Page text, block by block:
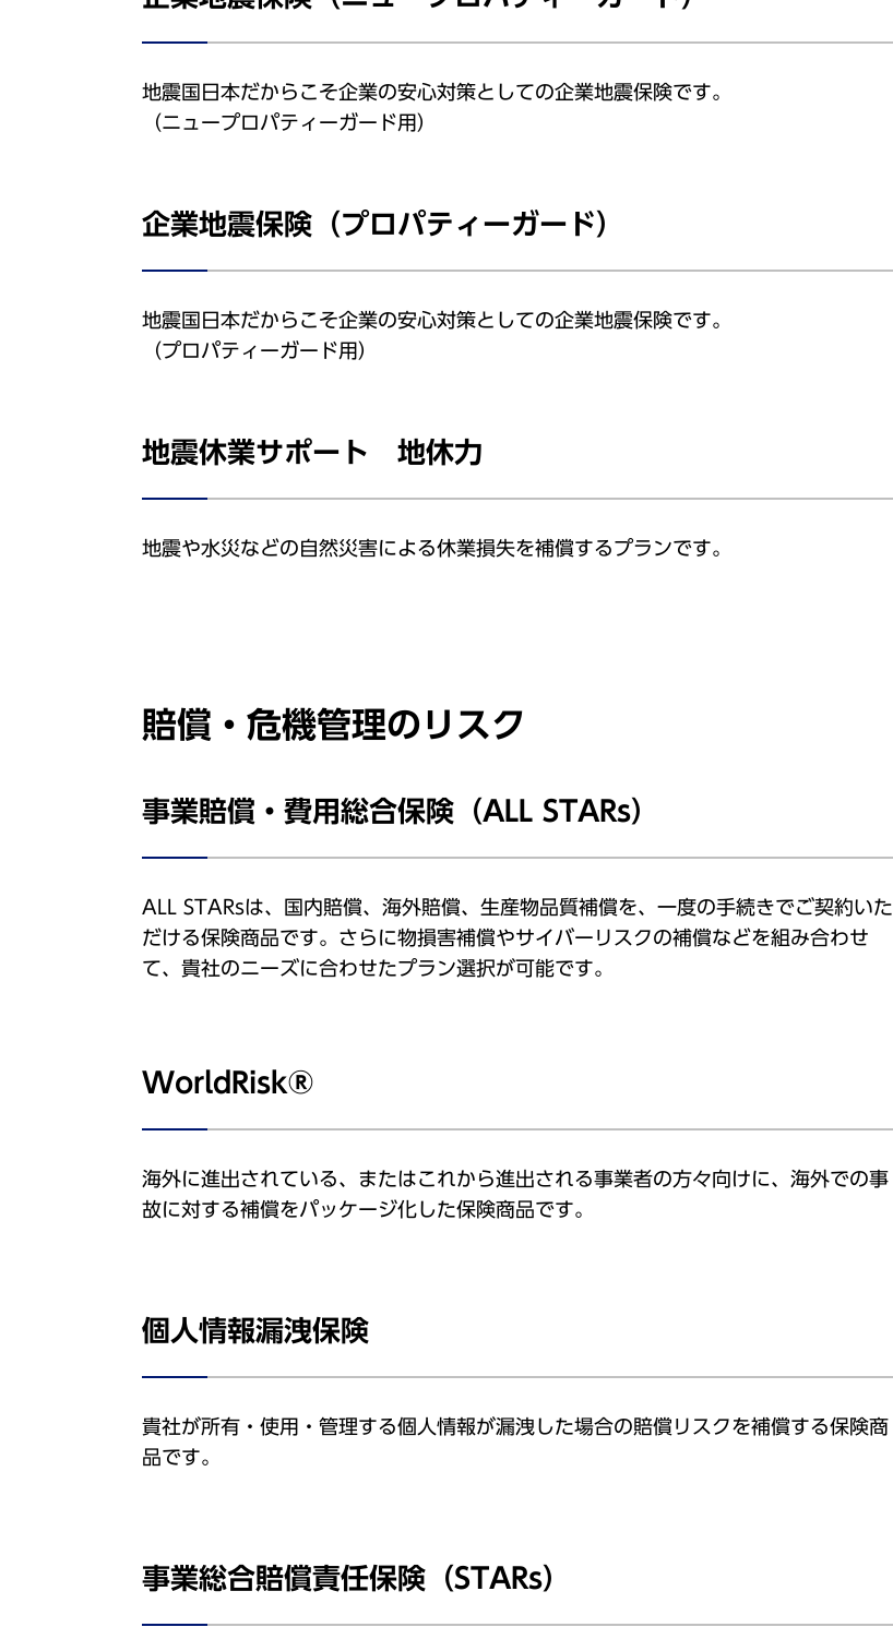
地震国日本だからこそ企業の安心対策としての企業地震保険です。
（ニュープロパティーガード用）
企業地震保険（プロパティーガード）
地震国日本だからこそ企業の安心対策としての企業地震保険です。
（プロパティーガード用）
地震休業サポート 地休力
地震や水災などの自然災害による休業損失を補償するプランです。
賠償・危機管理のリスク
事業賠償・費用総合保険（ALL STARs）
ALL STARsは、国内賠償、海外賠償、生産物品質補償を、一度の手続きでご契約いた
だける保険商品です。さらに物損害補償やサイバーリスクの補償などを組み合わせ
て、貴社のニーズに合わせたプラン選択が可能です。
WorldRisk®
海外に進出されている、またはこれから進出される事業者の方々向けに、海外での事
故に対する補償をパッケージ化した保険商品です。
個人情報漏洩保険
貴社が所有・使用・管理する個人情報が漏洩した場合の賠償リスクを補償する保険商
品です。
事業総合賠償責任保険（STARs）